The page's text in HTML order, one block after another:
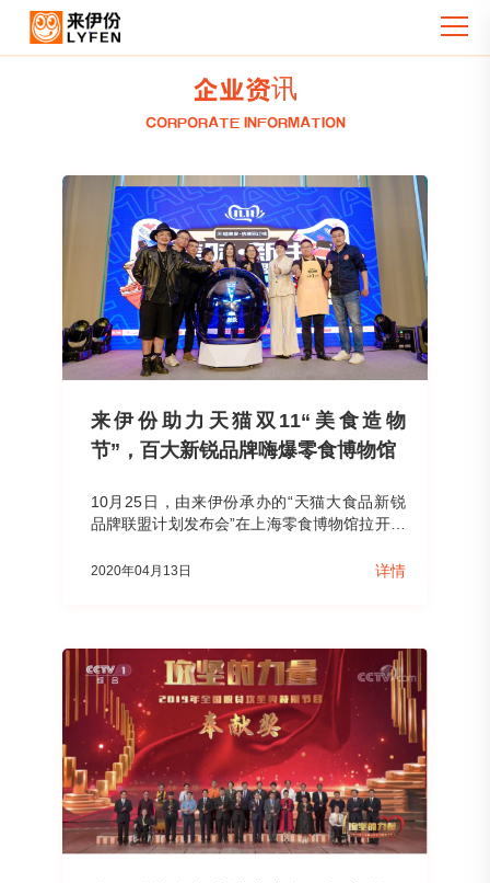
企业资讯
CORPORATE INFORMATION
来伊份助力天猫双11“美食造物
节”，百大新锐品牌嗨爆零食博物馆
10月25日，由来伊份承办的“天猫大食品新锐
品牌联盟计划发布会”在上海零食博物馆拉开帷
2020年04月13日 详情